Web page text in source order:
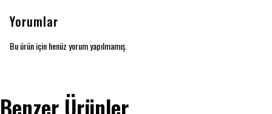
Yorumlar
Bu ürün için henüz yorum yapılmamış.
Benzer Ürünler